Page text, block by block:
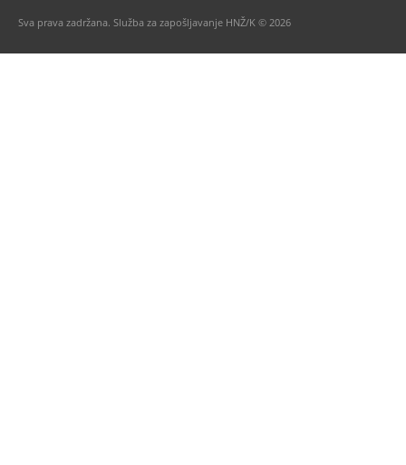
Sva prava zadržana. Služba za zapošljavanje HNŽ/K © 2026